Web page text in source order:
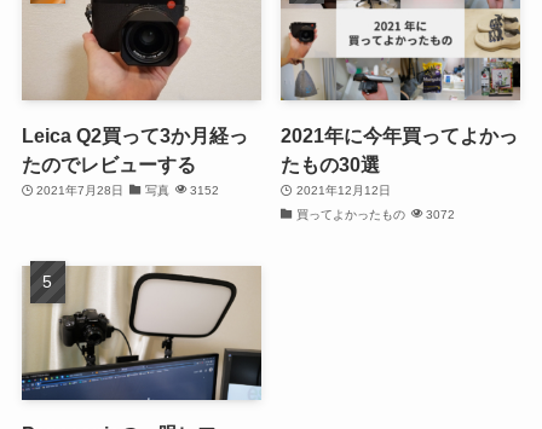
Leica Q2買って3か月経っ
たのでレビューする
2021年7月28日 写真 3152
2021年に今年買ってよかっ
たもの30選
2021年12月12日
買ってよかったもの
3072